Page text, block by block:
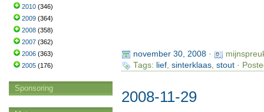
november 30, 2008·
Tags: lief, sinterklaas, stout·
2008-11-29
2010 (346)
2009 (364)
2008 (358)
2007 (362)
2006 (363)
2005 (176)
Sponsoring